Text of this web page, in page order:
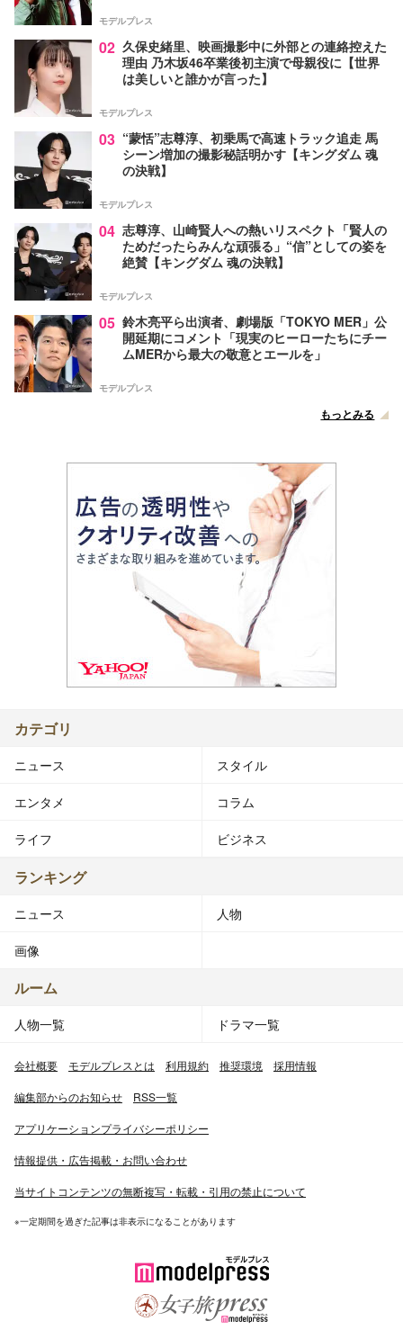
モデルプレス
02 久保史緒里、映画撮影中に外部との連絡控えた
理由 乃木坂46卒業後初主演で母親役に【世界
は美しいと誰かが言った】
モデルプレス
03 “蒙恬”志尊淳、初乗馬で高速トラック追走 馬
シーン増加の撮影秘話明かす【キングダム 魂
の決戦】
モデルプレス
04 志尊淳、山崎賢人への熱いリスペクト「賢人の
ためだったらみんな頑張る」“信”としての姿を
絶賛【キングダム 魂の決戦】
モデルプレス
05 鈴木亮平ら出演者、劇場版「TOKYO MER」公
開延期にコメント「現実のヒーローたちにチー
ムMERから最大の敬意とエールを」
モデルプレス
もっとみる
カテゴリ
ニュース スタイル
エンタメ コラム
ライフ ビジネス
ランキング
ニュース 人物
画像
ルーム
人物一覧 ドラマ一覧
会社概要 モデルプレスとは 利用規約 推奨環境 採用情報
編集部からのお知らせ RSS一覧
アプリケーションプライバシーポリシー
情報提供・広告掲載・お問い合わせ
当サイトコンテンツの無断複写・転載・引用の禁止について
※一定期間を過ぎた記事は非表示になることがあります